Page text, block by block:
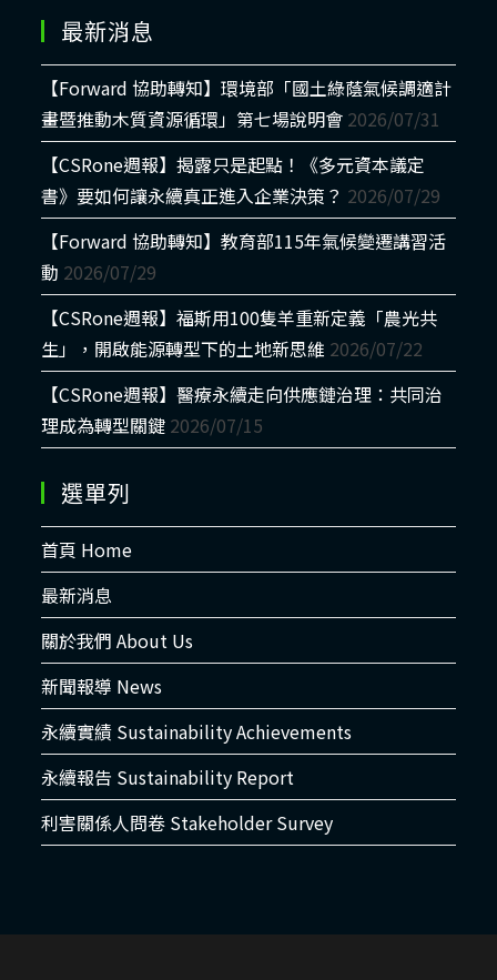
最新消息
【Forward 協助轉知】環境部「國土綠蔭氣候調適計
畫暨推動木質資源循環」第七場說明會 2026/07/31
【CSRone週報】揭露只是起點！《多元資本議定
書》要如何讓永續真正進入企業決策？ 2026/07/29
【Forward 協助轉知】教育部115年氣候變遷講習活
動 2026/07/29
【CSRone週報】福斯用100隻羊重新定義「農光共
生」，開啟能源轉型下的土地新思維 2026/07/22
【CSRone週報】醫療永續走向供應鏈治理：共同治
理成為轉型關鍵 2026/07/15
選單列
首頁 Home
最新消息
關於我們 About Us
新聞報導 News
永續實績 Sustainability Achievements
永續報告 Sustainability Report
利害關係人問卷 Stakeholder Survey